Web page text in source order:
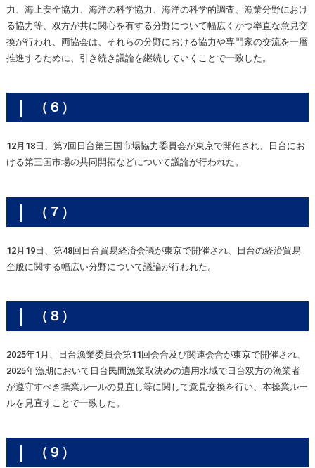
力、海上安全協力、海洋の科学協力、海洋の科学的調査、漁業分野におけ
る協力等、双方が共に関心を有する分野について幅広くかつ率直な意見交
換が行われ、両協会は、それらの分野における協力や専門家の交流を一層
推進するために、引き続き議論を継続していくことで一致した。
（６）
12月18日、第7回日台第三国市場協力委員会が東京で開催され、日台にお
ける第三国市場の共同開拓などについて議論が行われた。
（７）
12月19日、第48回日台貿易経済会議が東京で開催され、日台の経済貿易
全般に関する幅広い分野について議論が行われた。
（８）
2025年1月、日台漁業委員会第11回会合及び関連会合が東京で開催され、
2025年漁期において日台民間漁業取決めの適用水域で日台双方の漁業者
が遵守すべき操業ルールの見直し等に関して意見交換を行い、本操業ルー
ルを見直すことで一致した。
（９）